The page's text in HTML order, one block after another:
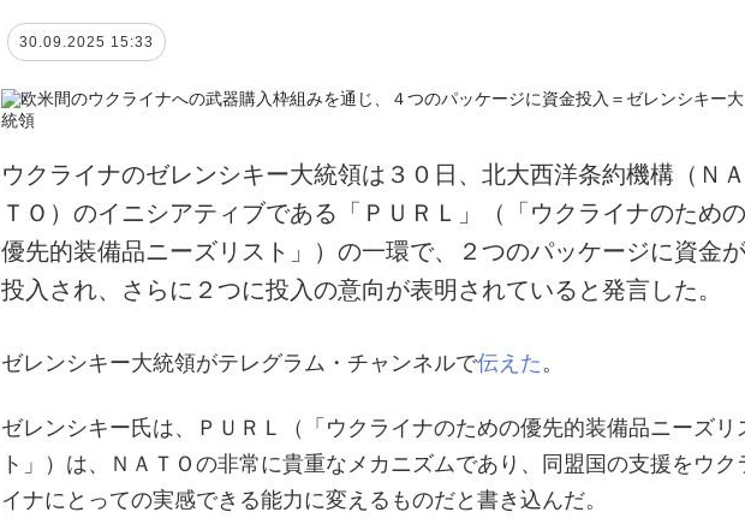
30.09.2025 15:33
ウクライナのゼレンシキー大統領は３０日、北大西洋条約機構（ＮＡ
ＴＯ）のイニシアティブである「ＰＵＲＬ」（「ウクライナのための
優先的装備品ニーズリスト」）の一環で、２つのパッケージに資金が
投入され、さらに２つに投入の意向が表明されていると発言した。
ゼレンシキー大統領がテレグラム・チャンネルで伝えた 。
ゼレンシキー氏は、ＰＵＲＬ（「ウクライナのための優先的装備品ニーズリ
ト」）は、ＮＡＴＯの非常に貴重なメカニズムであり、同盟国の支援をウク
イナにとっての実感できる能力に変えるものだと書き込んだ。